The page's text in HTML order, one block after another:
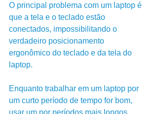
O principal problema com um laptop é
que a tela e o teclado estão
conectados, impossibilitando o
verdadeiro posicionamento
ergonômico do teclado e da tela do
laptop.
Enquanto trabalhar em um laptop por
um curto período de tempo for bom,